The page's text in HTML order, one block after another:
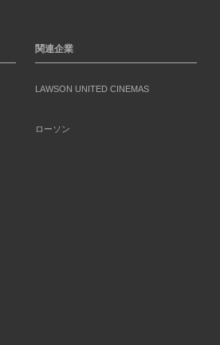
関連企業
LAWSON UNITED CINEMAS
ローソン